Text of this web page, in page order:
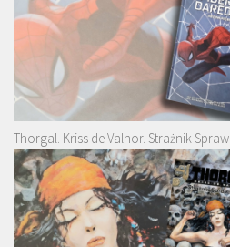
Thorgal. Kriss de Valnor. Strażnik